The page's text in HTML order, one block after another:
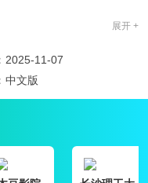
资产交易平台。自2013年成
约交易、Web3钱包、C2C交
、离线冷钱包、多重备份等严
用户提供时区和语言支持。
展开 +
2025-11-07
中文版